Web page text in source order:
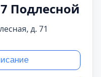
Подлесной
д. 71